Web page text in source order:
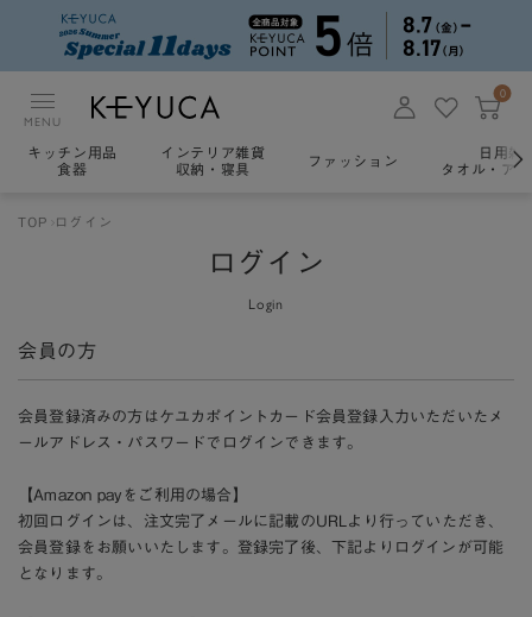
MENU
0
キッチン用品
食器
インテリア雑貨
収納・寝具
ファッション
日用雑
タオル・ア
TOP ログイン
ログイン
Login
会員の方
会員登録済みの方はケユカポイントカード会員登録入力いただいたメ
ールアドレス・パスワードでログインできます。
【Amazon payをご利用の場合】
初回ログインは、注文完了メールに記載のURLより行っていただき、
会員登録をお願いいたします。登録完了後、下記よりログインが可能
となります。